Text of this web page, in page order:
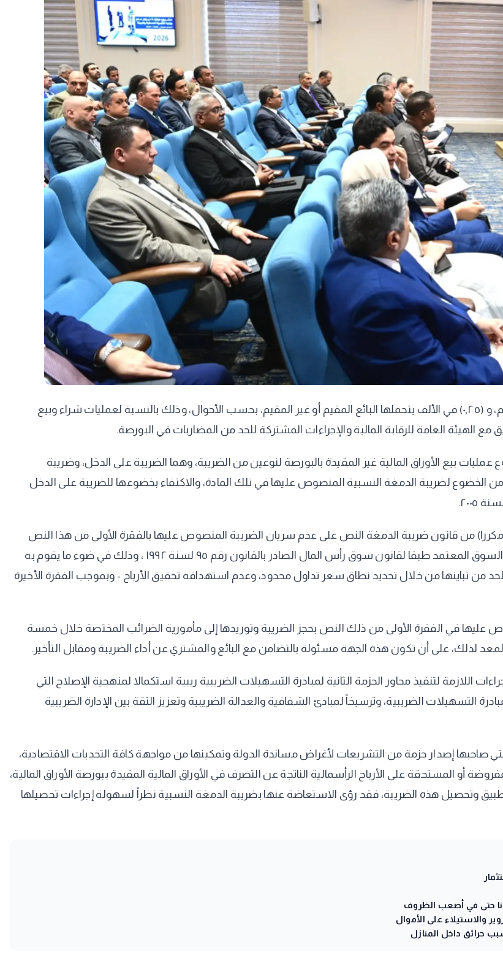
كما تحددت نسبة (٠,٢٥) في الألف يتحملها المشترى المقيم أو غير المقيم، و (٠,٢٥) في الألف يتحملها البائع المقيم أو غير المقيم، بحسب الأحوال، وذلك بالنسبة لعمليات شراء وبيع
مع الهيئة العامة للرقابة المالية والإجراءات المشتركة للحد من المضاربات في البورصة.
بيع الأوراق المالية غير المقيدة بالبورصة لنوعين من الضريبة، وهما الضريبة على الدخل، وضريبة
من الخضوع لضريبة الدمغة النسبية المنصوص عليها في تلك المادة، والاكتفاء بخضوعها للضريبة على الدخل
تضمنت الفقرة الثالثة من النص المزمع استبداله بنص المادة (۸۳) مكررا) من قانون ضريبة الدمغة النص على عدم سريان الضريبة المنصوص عليها بالفقرة الأولى من هذا النص
على العمليات التي تقوم بها الشركات المرخص لها بمزاولة نشاط صانع السوق المعتمد طبقا لقانون سوق رأس المال الصادر بالقانون رقم ٩٥ لسنة ۱۹۹۲ ، وذلك في ضوء ما يقوم به
من تباينها من خلال تحديد نطاق سعر تداول محدود، وعدم استهدافه تحقيق الأرباح - وبموجب الفقرة الأخيرة
عليها في الفقرة الأولى من ذلك النص بحجز الضريبة وتوريدها إلى مأمورية الضرائب المختصة خلال خمسة
لذلك، على أن تكون هذه الجهة مسئولة بالتضامن مع البائع والمشتري عن أداء الضريبة ومقابل التأخير.
اللازمة لتنفيذ محاور الحزمة الثانية لمبادرة التسهيلات الضريبية ريبية استكمالا لمنهجية الإصلاح التي
التسهيلات الضريبية، وترسيخاً لمبادئ الشفافية والعدالة الضريبية وتعزيز الثقة بين الإدارة الضريبية
صاحبها إصدار حزمة من التشريعات لأغراض مساندة الدولة وتمكينها من مواجهة كافة التحديات الاقتصادية،
أو المستحقة على الأرباح الرأسمالية الناتجة عن التصرف في الأوراق المالية المقيدة ببورصة الأوراق المالية،
التي واجهت تطبيق وتحصيل هذه الضريبة، فقد رؤى الاستعاضة عنها بضريبة الدمغة النسبية نظراً لسهولة إجراءات تحصيلها
حتى في أصعب الظروف
والاستيلاء على الأموال
حرائق داخل المنازل